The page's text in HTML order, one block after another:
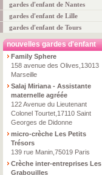
gardes d'enfant de Nantes
gardes d'enfant de Lille
gardes d'enfant de Tours
nouvelles gardes d'enfant
Family Sphere
158 avenue des Olives,13013
Marseille
Salaj Miriana - Assistante
maternelle agréée
122 Avenue du Lieutenant
Colonel Tourtet,17110 Saint
Georges de Didonne
micro-crèche Les Petits
Trésors
139 rue Manin,75019 Paris
Crèche inter-entreprises Les
Grabouilles